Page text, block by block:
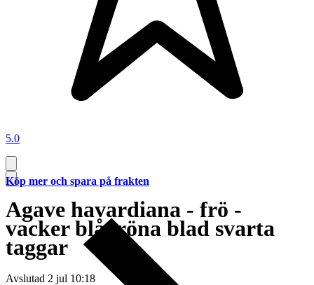
5.0
Agave havardiana - frö -
vacker blågröna blad svarta
taggar
Avslutad 2 jul 10:18
Köp mer och spara på frakten